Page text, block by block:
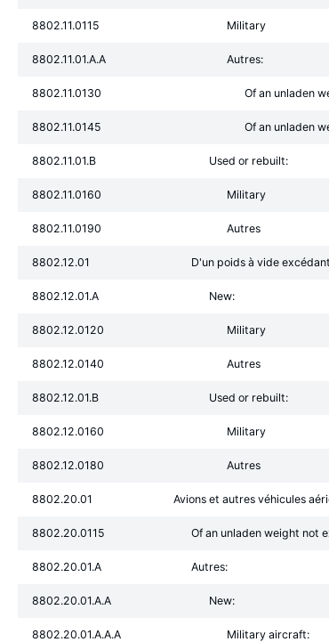
8802.11.0115 Military
8802.11.01.A.A Autres:
8802.11.0130 Of an unladen
8802.11.0145 Of an unladen
8802.11.01.B Used or rebuilt:
8802.11.0160 Military
8802.11.0190 Autres
8802.12.01 D'un poids à vide
8802.12.01.A New:
8802.12.0120 Military
8802.12.0140 Autres
8802.12.01.B Used or rebuilt:
8802.12.0160 Military
8802.12.0180 Autres
8802.20.01 Avions et autres véhicules
8802.20.0115 Of an unladen weight not
8802.20.01.A Autres:
8802.20.01.A.A New:
8802.20.01.A.A.A Military aircraft: